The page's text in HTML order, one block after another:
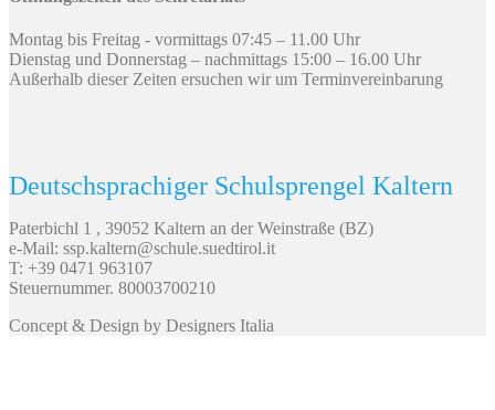
Montag bis Freitag - vormittags 07:45 – 11.00 Uhr
Dienstag und Donnerstag – nachmittags 15:00 – 16.00 Uhr
Außerhalb dieser Zeiten ersuchen wir um Terminvereinbarung
Deutschsprachiger Schulsprengel Kaltern
Paterbichl 1 , 39052 Kaltern an der Weinstraße (BZ)
e-Mail: ssp.kaltern@schule.suedtirol.it
T: +39 0471 963107
Steuernummer. 80003700210
Concept & Design by Designers Italia